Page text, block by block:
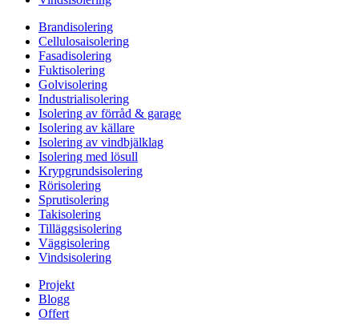
Brandisolering
Cellulosaisolering
Fasadisolering
Fuktisolering
Golvisolering
Industrialisolering
Isolering av förråd & garage
Isolering av källare
Isolering av vindbjälklag
Isolering med lösull
Krypgrundsisolering
Rörisolering
Sprutisolering
Takisolering
Tilläggsisolering
Väggisolering
Vindsisolering
Projekt
Blogg
Offert